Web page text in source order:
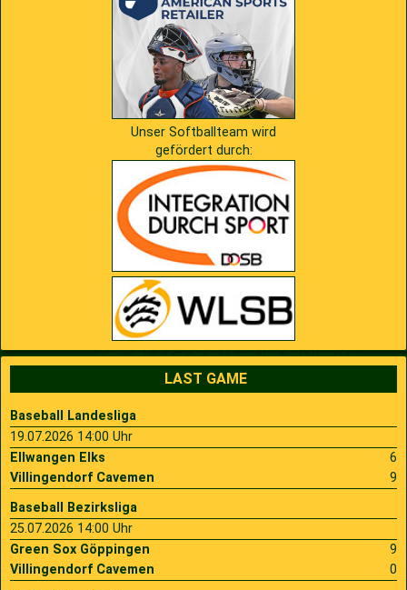
Unser Softballteam wird
gefördert durch:
LAST GAME
Baseball Landesliga
19.07.2026 14:00 Uhr
Ellwangen Elks
6
Villingendorf Cavemen
9
Baseball Bezirksliga
25.07.2026 14:00 Uhr
Green Sox Göppingen
9
Villingendorf Cavemen
0